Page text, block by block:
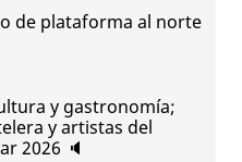
de plataforma al norte
y gastronomía;
y artistas del
2026 🔈